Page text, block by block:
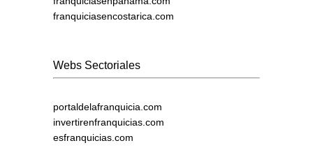
franquiciasencostarica.com
Webs Sectoriales
portaldelafranquicia.com
invertirenfranquicias.com
esfranquicias.com